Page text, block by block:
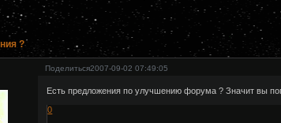
?
Поделиться2007-09-02 07:49:05
Есть предложения по улучшению форума ? Значит вы
0